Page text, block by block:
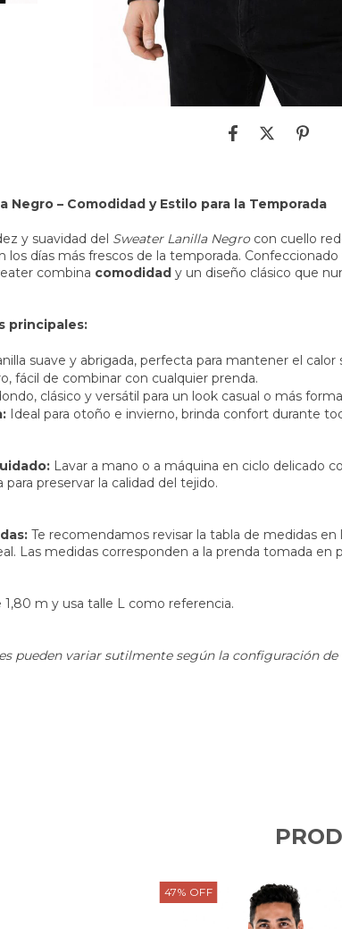
Negro – Comodidad y Estilo para la Temporada
y suavidad del Sweater Lanilla Negro con cuello
los días más frescos de la temporada. Confeccionado
combina comodidad y un diseño clásico que
principales:
suave y abrigada, perfecta para mantener el calor
fácil de combinar con cualquier prenda.
clásico y versátil para un look casual o más
Ideal para otoño e invierno, brinda confort durante
Lavar a mano o a máquina en ciclo delicado
para preservar la calidad del tejido.
Te recomendamos revisar la tabla de medidas en
Las medidas corresponden a la prenda tomada en
m y usa talle L como referencia.
pueden variar sutilmente según la configuración
47% OFF